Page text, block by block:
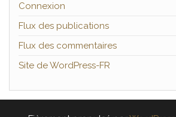
Connexion
Flux des publications
Flux des commentaires
Site de WordPress-FR